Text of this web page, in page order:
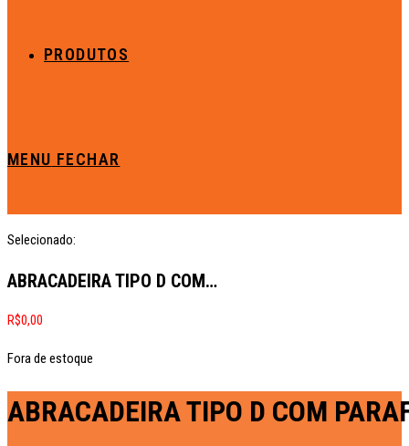
PRODUTOS
MENU FECHAR
Selecionado:
ABRACADEIRA TIPO D COM…
R$0,00
Fora de estoque
ABRACADEIRA TIPO D COM